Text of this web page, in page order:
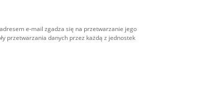
e-mail zgadza się na przetwarzanie jego
przetwarzania danych przez każdą z jednostek